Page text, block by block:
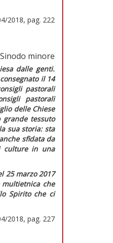
2018, pag. 222
minore
dalle genti.
il 14
pastorali
pastorali
delle Chiese
tessuto
sua storia: sta
sfidata da
culture in una
25 marzo 2017
multietnica che
Spirito che ci
2018, pag. 227